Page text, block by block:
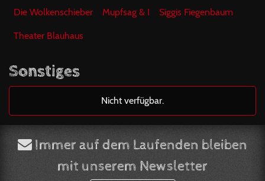
Die Wolkenschieber Mupfsag & I Siggis Fiegenbaum
Theater Blauhaus
Sonstiges
Nicht verfügbar.
Immer auf dem Laufenden bleiben
mit unserem Newsletter